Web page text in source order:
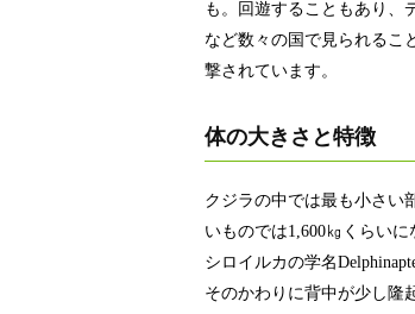
も。回遊することもあり、
など数々の国で見られるこ
撃されています。
体の大きさと特徴
クジラの中では最も小さい
いものでは1,600㎏くらいに
シロイルカの学名
そのかわりに背中が少し隆